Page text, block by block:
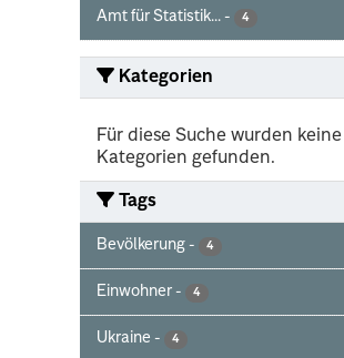
Amt für Statistik... - 4
Kategorien
Für diese Suche wurden keine
Kategorien gefunden.
Tags
Bevölkerung - 4
Einwohner - 4
Ukraine - 4